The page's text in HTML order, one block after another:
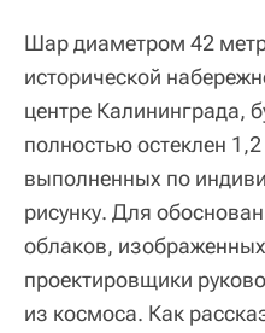
Шар диаметром 42
исторической
центре Калининграда,
полностью остеклен
выполненных по
рисунку. Для
облаков,
проектировщики
из космоса. Как